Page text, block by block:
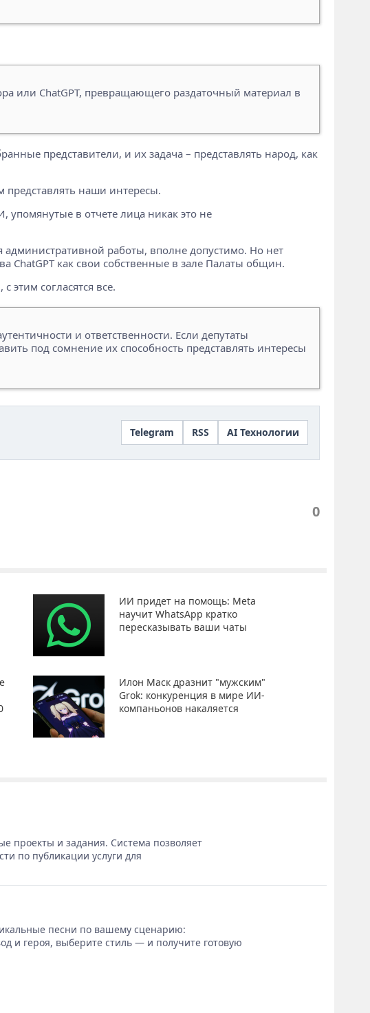
или ChatGPT, превращающего раздаточный материал в
представители, и их задача – представлять народ, как
наши интересы.
упомянутые в отчете лица никак это не
работы, вполне допустимо. Но нет
ChatGPT как свои собственные в зале Палаты общин.
этим согласятся все.
и ответственности. Если депутаты
под сомнение их способность представлять интересы
Telegram RSS AI Технологии
0
ИИ придет на помощь: Meta
научит WhatsApp кратко
пересказывать ваши чаты
Илон Маск дразнит "мужским"
Grok: конкуренция в мире ИИ-
компаньонов накаляется
проекты и задания. Система позволяет
по публикации услуги для
песни по вашему сценарию:
и героя, выберите стиль — и получите готовую